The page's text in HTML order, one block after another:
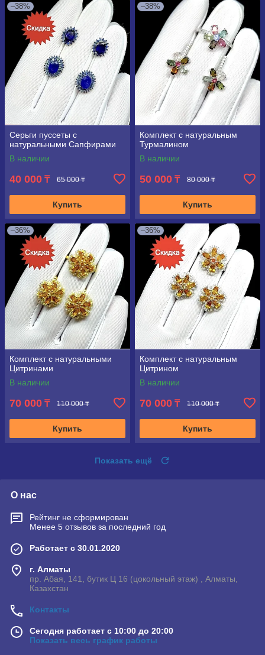
–38%
Серьги пуссеты с
натуральными Сапфирами
В наличии
40 000 ₸ 65 000 ₸
Купить
–38%
Комплект с натуральным
Турмалином
В наличии
50 000 ₸ 80 000 ₸
Купить
–36%
Комплект с натуральными
Цитринами
В наличии
70 000 ₸ 110 000 ₸
Купить
–36%
Комплект с натуральным
Цитрином
В наличии
70 000 ₸ 110 000 ₸
Купить
Показать ещё
О нас
Рейтинг не сформирован
Менее 5 отзывов за последний год
Работает с 30.01.2020
г. Алматы
пр. Абая, 141, бутик Ц 16 (цокольный этаж) , Алматы,
Казахстан
Контакты
Сегодня работает с 10:00 до 20:00
Показать весь график работы